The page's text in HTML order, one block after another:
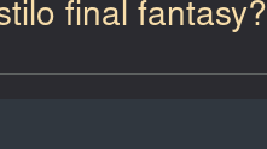
final fantasy?